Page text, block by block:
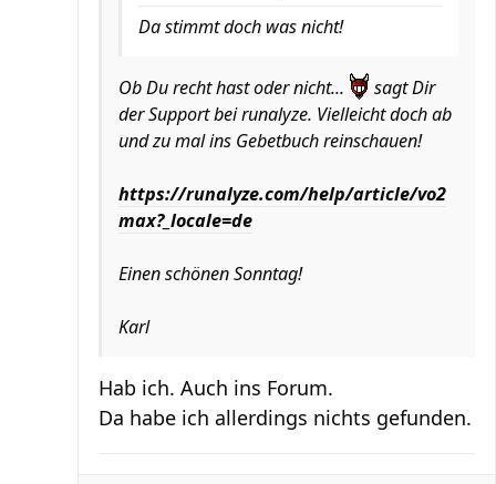
Da stimmt doch was nicht!
Ob Du recht hast oder nicht...
sagt Dir
der Support bei runalyze. Vielleicht doch ab
und zu mal ins Gebetbuch reinschauen!
https://runalyze.com/help/article/vo2
max?_locale=de
Einen schönen Sonntag!
Karl
Hab ich. Auch ins Forum.
Da habe ich allerdings nichts gefunden.